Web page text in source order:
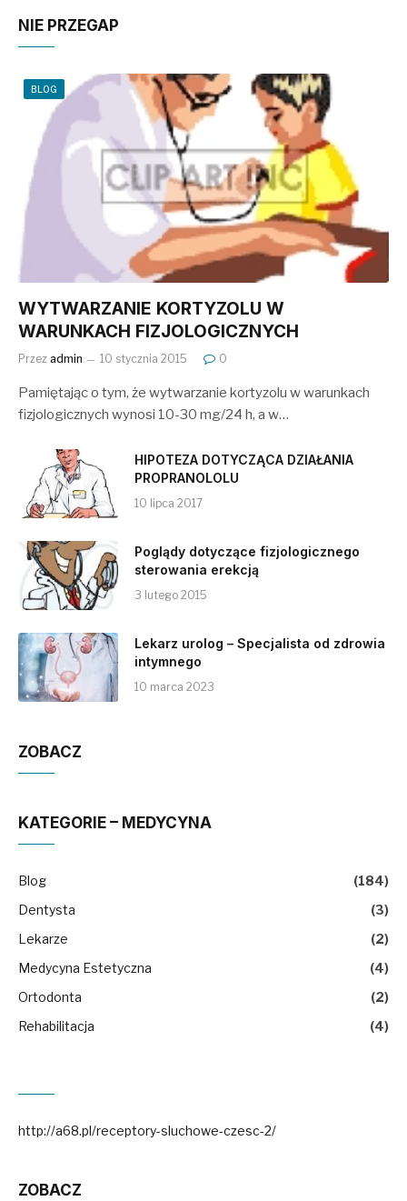
NIE PRZEGAP
BLOG
WYTWARZANIE KORTYZOLU W
WARUNKACH FIZJOLOGICZNYCH
Przez admin 10 stycznia 2015 0
Pamiętając o tym, że wytwarzanie kortyzolu w warunkach
fizjologicznych wynosi 10-30 mg/24 h, a w…
HIPOTEZA DOTYCZĄCA DZIAŁANIA
PROPRANOLOLU
10 lipca 2017
Poglądy dotyczące fizjologicznego
sterowania erekcją
3 lutego 2015
Lekarz urolog – Specjalista od zdrowia
intymnego
10 marca 2023
ZOBACZ
KATEGORIE – MEDYCYNA
Blog
(184)
Dentysta
(3)
Lekarze
(2)
Medycyna Estetyczna
(4)
Ortodonta
(2)
Rehabilitacja
(4)
http://a68.pl/receptory-sluchowe-czesc-2/
ZOBACZ